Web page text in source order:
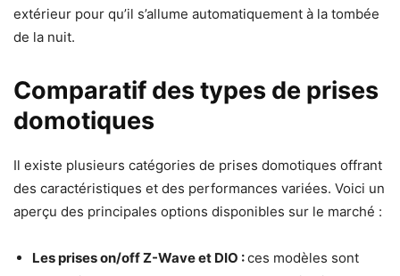
extérieur pour qu’il s’allume automatiquement à la tombée
de la nuit.
Comparatif des types de prises
domotiques
Il existe plusieurs catégories de prises domotiques offrant
des caractéristiques et des performances variées. Voici un
aperçu des principales options disponibles sur le marché :
Les prises on/off Z-Wave et DIO :ces modèles sont